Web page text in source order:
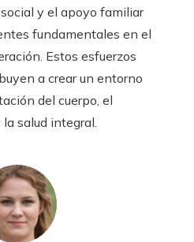
y el apoyo familiar
fundamentales en el
Estos esfuerzos
a crear un entorno
del cuerpo, el
salud integral.